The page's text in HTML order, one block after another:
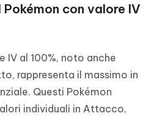
con valore IV
IV al 100%, noto anche
rappresenta il massimo in
Questi Pokémon
individuali in Attacco,